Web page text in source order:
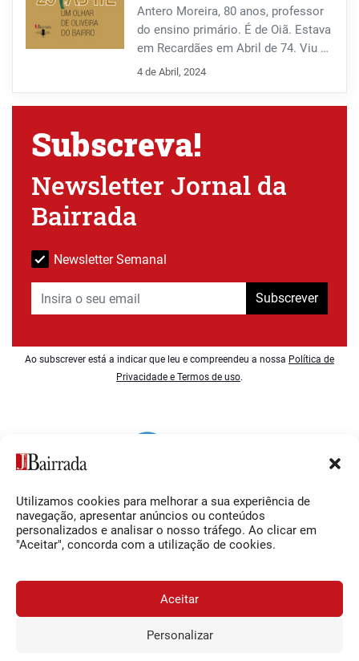
Utilizamos cookies para melhorar a sua experiência de
navegação, apresentar anúncios ou conteúdos
personalizados e analisar o nosso tráfego. Ao clicar em
"Aceitar", concorda com a utilização de cookies.
Aceitar
Personalizar
sendo o “fiel depositário” das
moradas dos assinantes.
Antero Moreira, 80 anos, professor
do ensino primário. É de Oiã. Estava
em Recardães em Abril de 74. Viu a
Revolução através da vidraça de
4 de Abril, 2024
Subscreva!
Newsletter Jornal da
Bairrada
Newsletter Semanal
Subscrever
Ao subscrever está a indicar que leu e compreendeu a nossa Política de
Privacidade e Termos de uso.
Siga-nos
Facebook
O Jornal da Bairrada
Contactos
Termos e Condições